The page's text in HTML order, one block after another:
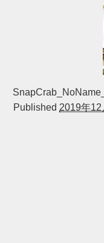
Published 2019年12